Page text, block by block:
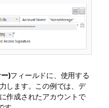
)フィールドに、使用する
します。この例では、デ
作成されたアカウントで